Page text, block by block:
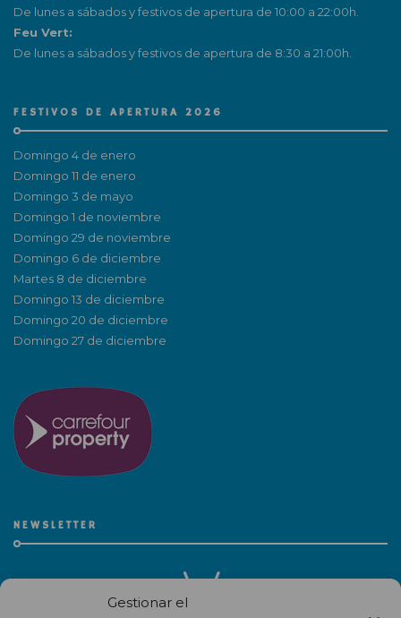
Gestionar el
De lunes a sábados y festivos de apertura de 10:00 a 22:00h.
Feu Vert:
De lunes a sábados y festivos de apertura de 8:30 a 21:00h.
FESTIVOS DE APERTURA 2026
Domingo 4 de enero
Domingo 11 de enero
Domingo 3 de mayo
Domingo 1 de noviembre
Domingo 29 de noviembre
Domingo 6 de diciembre
Martes 8 de diciembre
Domingo 13 de diciembre
Domingo 20 de diciembre
Domingo 27 de diciembre
NEWSLETTER